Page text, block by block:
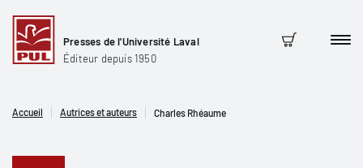
Presses de l'Université Laval
Éditeur depuis 1950
Panier
Accueil Autrices et auteurs Charles Rhéaume